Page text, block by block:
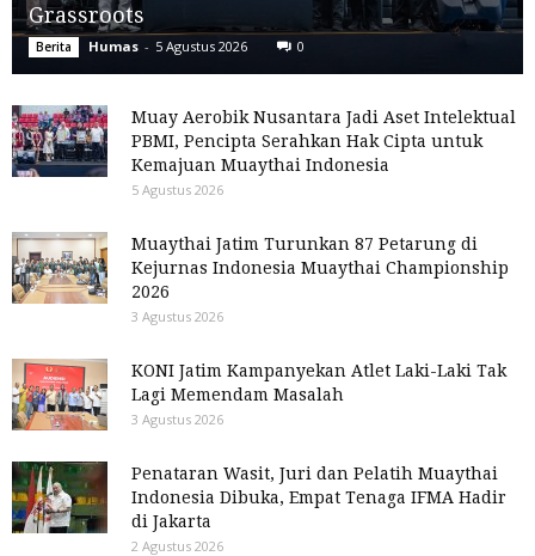
Grassroots
Berita Humas - 5 Agustus 2026 0
Muay Aerobik Nusantara Jadi Aset Intelektual
PBMI, Pencipta Serahkan Hak Cipta untuk
Kemajuan Muaythai Indonesia
5 Agustus 2026
Muaythai Jatim Turunkan 87 Petarung di
Kejurnas Indonesia Muaythai Championship
2026
3 Agustus 2026
KONI Jatim Kampanyekan Atlet Laki-Laki Tak
Lagi Memendam Masalah
3 Agustus 2026
Penataran Wasit, Juri dan Pelatih Muaythai
Indonesia Dibuka, Empat Tenaga IFMA Hadir
di Jakarta
2 Agustus 2026